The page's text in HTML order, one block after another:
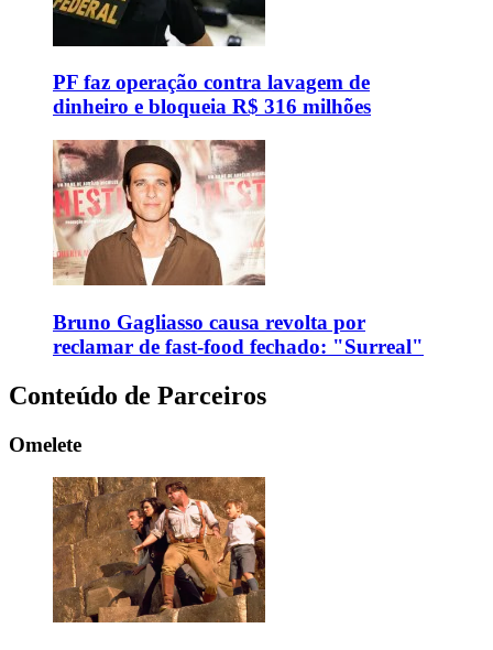
PF faz operação contra lavagem de
dinheiro e bloqueia R$ 316 milhões
Bruno Gagliasso causa revolta por
reclamar de fast-food fechado: "Surreal"
Conteúdo de Parceiros
Omelete